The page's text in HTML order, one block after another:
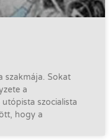
szakmája. Sokat
a
szocialista
hogy a